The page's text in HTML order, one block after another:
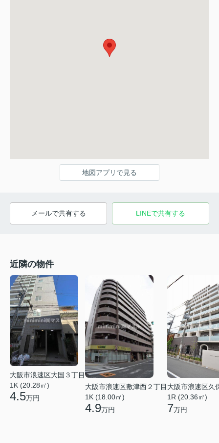
地図アプリで見る
メールで共有する LINEで共有する
近隣の物件
大阪市浪速区大国３丁目
1K (20.28㎡)
4.5万円
大阪市浪速区敷津西２丁目
1K (18.00㎡)
4.9万円
大阪市浪速区久
1R (20.36㎡)
7万円